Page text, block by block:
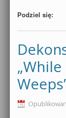
Podziel się: